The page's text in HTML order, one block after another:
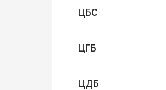
ЦБС
ЦГБ
ЦДБ